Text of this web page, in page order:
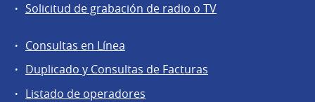
Solicitud de grabación de radio o TV
Agentes
regulados
Consultas en Línea
Duplicado y Consultas de Facturas
Listado de operadores